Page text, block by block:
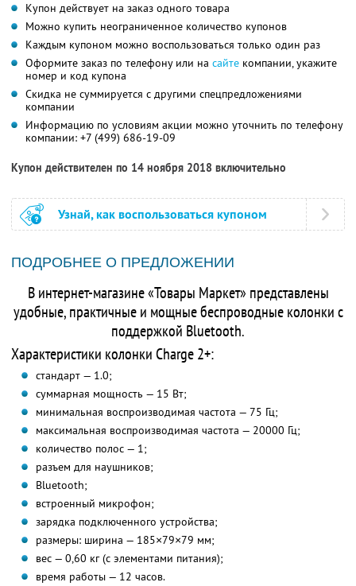
Купон действует на заказ одного товара
Можно купить неограниченное количество купонов
Каждым купоном можно воспользоваться только один раз
Оформите заказ по телефону или на сайте компании, укажите
номер и код купона
Скидка не суммируется с другими спецпредложениями
компании
Информацию по условиям акции можно уточнить по телефону
компании: +7 (499) 686-19-09
Купон действителен по 14 ноября 2018 включительно
Узнай, как воспользоваться купоном
ПОДРОБНЕЕ О ПРЕДЛОЖЕНИИ
В интернет-магазине «Товары Маркет» представлены
удобные, практичные и мощные беспроводные колонки с
поддержкой Bluetooth.
Характеристики колонки Charge 2+:
стандарт — 1.0;
суммарная мощность — 15 Вт;
минимальная воспроизводимая частота — 75 Гц;
максимальная воспроизводимая частота — 20000 Гц;
количество полос — 1;
разъем для наушников;
Bluetooth;
встроенный микрофон;
зарядка подключенного устройства;
размеры: ширина — 185×79×79 мм;
вес — 0,60 кг (с элементами питания);
время работы — 12 часов.